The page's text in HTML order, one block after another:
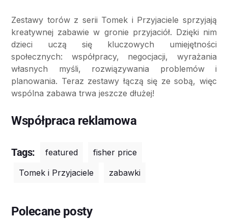
Zestawy torów z serii Tomek i Przyjaciele sprzyjają
kreatywnej zabawie w gronie przyjaciół. Dzięki nim
dzieci uczą się kluczowych umiejętności
społecznych: współpracy, negocjacji, wyrażania
własnych myśli, rozwiązywania problemów i
planowania. Teraz zestawy łączą się ze sobą, więc
wspólna zabawa trwa jeszcze dłużej!
Współpraca reklamowa
Tags: featured
fisher price
Tomek i Przyjaciele
zabawki
Polecane posty